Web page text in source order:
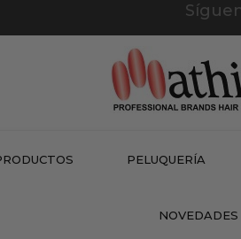
PELUQUERÍA
NOVEDADES